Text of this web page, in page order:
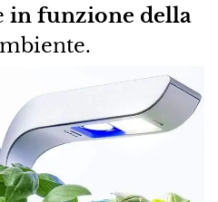
in funzione della